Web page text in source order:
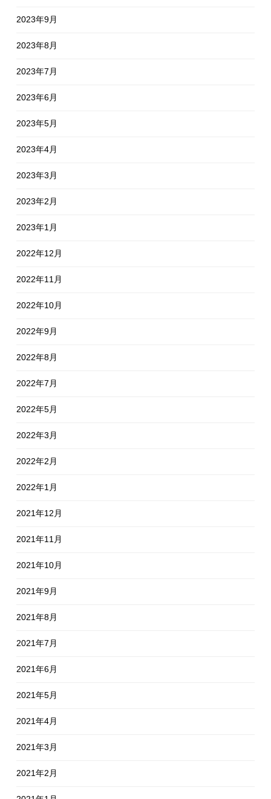
2023年9月
2023年8月
2023年7月
2023年6月
2023年5月
2023年4月
2023年3月
2023年2月
2023年1月
2022年12月
2022年11月
2022年10月
2022年9月
2022年8月
2022年7月
2022年5月
2022年3月
2022年2月
2022年1月
2021年12月
2021年11月
2021年10月
2021年9月
2021年8月
2021年7月
2021年6月
2021年5月
2021年4月
2021年3月
2021年2月